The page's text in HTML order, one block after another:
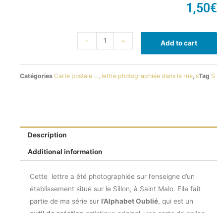
1,50€
- + Add to cart
Catégories Carte postale …, lettre photographiée dans la rue sTag S
Description
Additional information
Cette lettre a été photographiée sur l’enseigne d’un
établissement situé sur le Sillon, à Saint Malo. Elle fait
partie de ma série sur l’Alphabet Oublié, qui est un